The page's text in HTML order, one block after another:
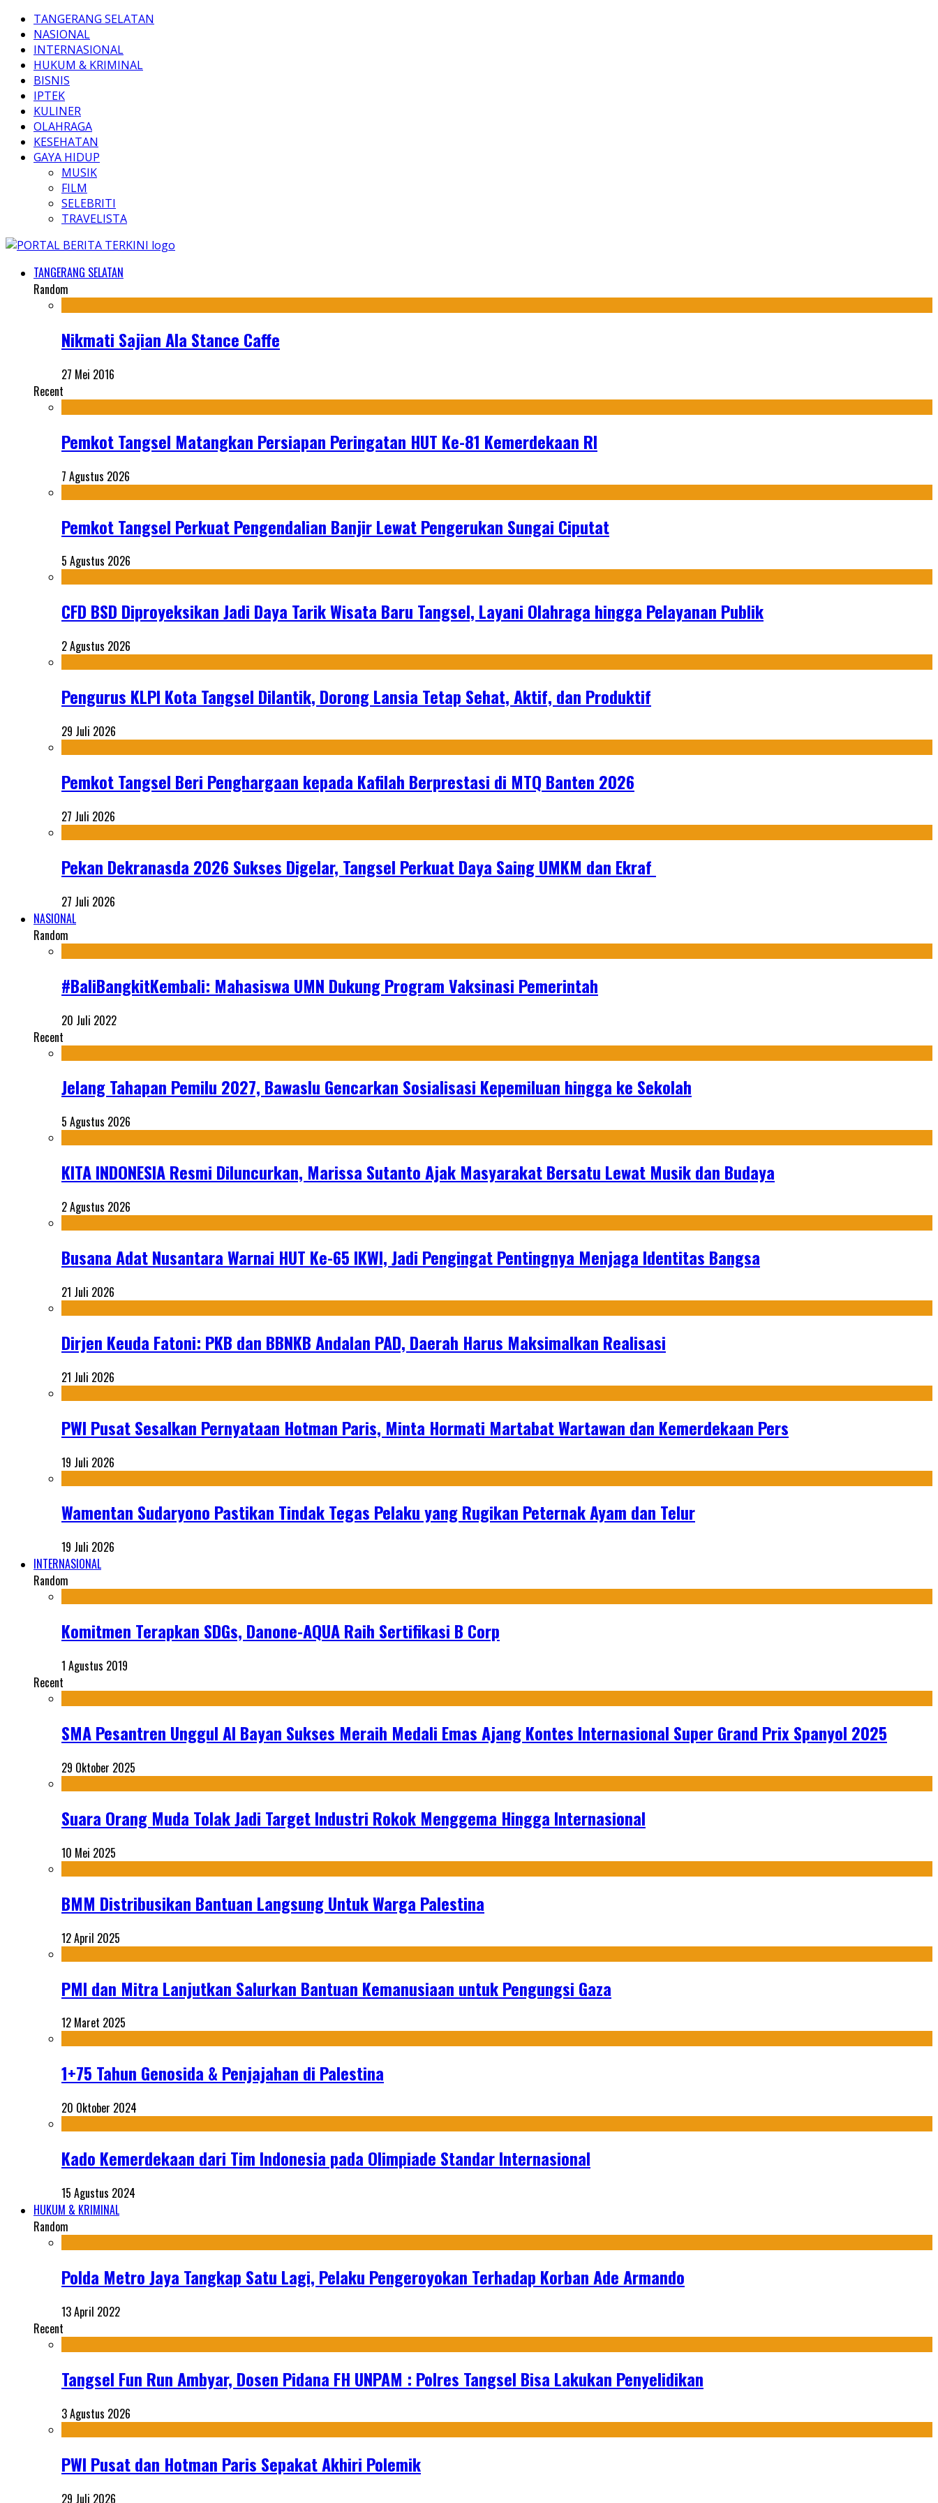
TANGERANG SELATAN
NASIONAL
INTERNASIONAL
HUKUM & KRIMINAL
BISNIS
IPTEK
KULINER
OLAHRAGA
KESEHATAN
GAYA HIDUP
MUSIK
FILM
SELEBRITI
TRAVELISTA
TANGERANG SELATAN
Random
Nikmati Sajian Ala Stance Caffe
27 Mei 2016
Recent
Pemkot Tangsel Matangkan Persiapan Peringatan HUT Ke-81 Kemerdekaan RI
7 Agustus 2026
Pemkot Tangsel Perkuat Pengendalian Banjir Lewat Pengerukan Sungai Ciputat
5 Agustus 2026
CFD BSD Diproyeksikan Jadi Daya Tarik Wisata Baru Tangsel, Layani Olahraga hingga Pelayanan Publik
2 Agustus 2026
Pengurus KLPI Kota Tangsel Dilantik, Dorong Lansia Tetap Sehat, Aktif, dan Produktif
29 Juli 2026
Pemkot Tangsel Beri Penghargaan kepada Kafilah Berprestasi di MTQ Banten 2026
27 Juli 2026
Pekan Dekranasda 2026 Sukses Digelar, Tangsel Perkuat Daya Saing UMKM dan Ekraf
27 Juli 2026
NASIONAL
Random
#BaliBangkitKembali: Mahasiswa UMN Dukung Program Vaksinasi Pemerintah
20 Juli 2022
Recent
Jelang Tahapan Pemilu 2027, Bawaslu Gencarkan Sosialisasi Kepemiluan hingga ke Sekolah
5 Agustus 2026
KITA INDONESIA Resmi Diluncurkan, Marissa Sutanto Ajak Masyarakat Bersatu Lewat Musik dan Budaya
2 Agustus 2026
Busana Adat Nusantara Warnai HUT Ke-65 IKWI, Jadi Pengingat Pentingnya Menjaga Identitas Bangsa
21 Juli 2026
Dirjen Keuda Fatoni: PKB dan BBNKB Andalan PAD, Daerah Harus Maksimalkan Realisasi
21 Juli 2026
PWI Pusat Sesalkan Pernyataan Hotman Paris, Minta Hormati Martabat Wartawan dan Kemerdekaan Pers
19 Juli 2026
Wamentan Sudaryono Pastikan Tindak Tegas Pelaku yang Rugikan Peternak Ayam dan Telur
19 Juli 2026
INTERNASIONAL
Random
Komitmen Terapkan SDGs, Danone-AQUA Raih Sertifikasi B Corp
1 Agustus 2019
Recent
SMA Pesantren Unggul Al Bayan Sukses Meraih Medali Emas Ajang Kontes Internasional Super Grand Prix Spanyol 2025
29 Oktober 2025
Suara Orang Muda Tolak Jadi Target Industri Rokok Menggema Hingga Internasional
10 Mei 2025
BMM Distribusikan Bantuan Langsung Untuk Warga Palestina
12 April 2025
PMI dan Mitra Lanjutkan Salurkan Bantuan Kemanusiaan untuk Pengungsi Gaza
12 Maret 2025
1+75 Tahun Genosida & Penjajahan di Palestina
20 Oktober 2024
Kado Kemerdekaan dari Tim Indonesia pada Olimpiade Standar Internasional
15 Agustus 2024
HUKUM & KRIMINAL
Random
Polda Metro Jaya Tangkap Satu Lagi, Pelaku Pengeroyokan Terhadap Korban Ade Armando
13 April 2022
Recent
Tangsel Fun Run Ambyar, Dosen Pidana FH UNPAM : Polres Tangsel Bisa Lakukan Penyelidikan
3 Agustus 2026
PWI Pusat dan Hotman Paris Sepakat Akhiri Polemik
29 Juli 2026